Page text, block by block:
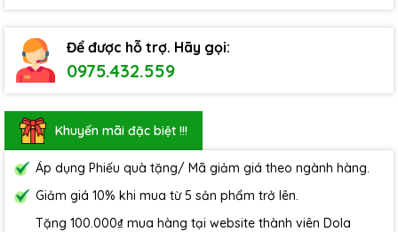
Để được hỗ trợ. Hãy gọi:
0975.432.559
Khuyến mãi đặc biệt !!!
Áp dụng Phiếu quà tặng/ Mã giảm giá theo ngành hàng.
Giảm giá 10% khi mua từ 5 sản phẩm trở lên.
Tặng 100.000₫ mua hàng tại website thành viên Dola